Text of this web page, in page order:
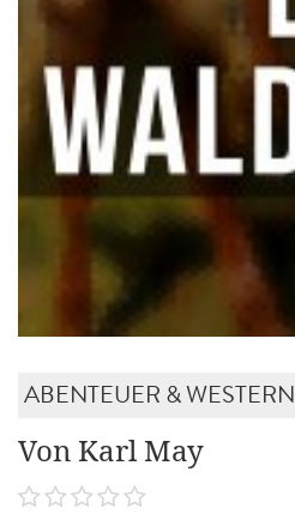
ABENTEUER & WESTERN
Von Karl May